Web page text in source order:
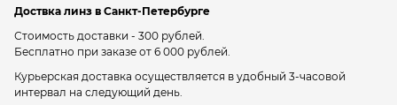
Доствка линз в Санкт-Петербурге
Стоимость доставки - 300 рублей.
Бесплатно при заказе от 6 000 рублей.
Курьерская доставка осуществляется в удобный 3-часовой
интервал на следующий день.